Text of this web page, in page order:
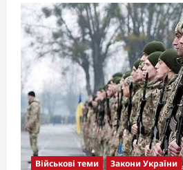
Військові теми Закони України